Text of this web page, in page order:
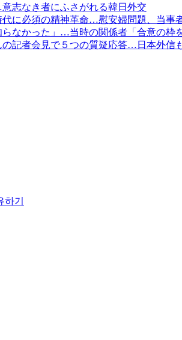
志なき者にふさがれる韓日外交
代に必須の精神革命…慰安婦問題、当事
なかった」…当時の関係者「合意の枠
記者会見で５つの質疑応答…日本外信
하기